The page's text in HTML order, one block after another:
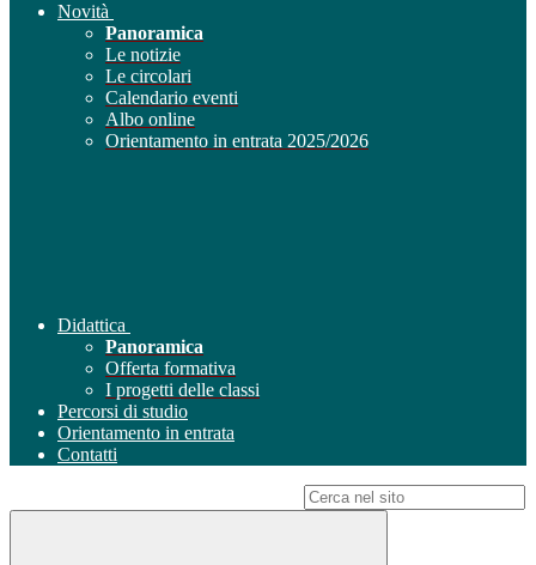
Novità
Panoramica
Le notizie
Le circolari
Calendario eventi
Albo online
Orientamento in entrata 2025/2026
Didattica
Panoramica
Offerta formativa
I progetti delle classi
Percorsi di studio
Orientamento in entrata
Contatti